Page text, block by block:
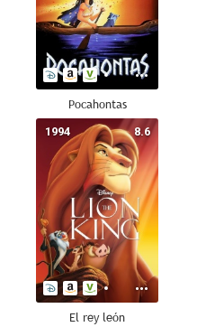
Pocahontas
8.6
1994
El rey león